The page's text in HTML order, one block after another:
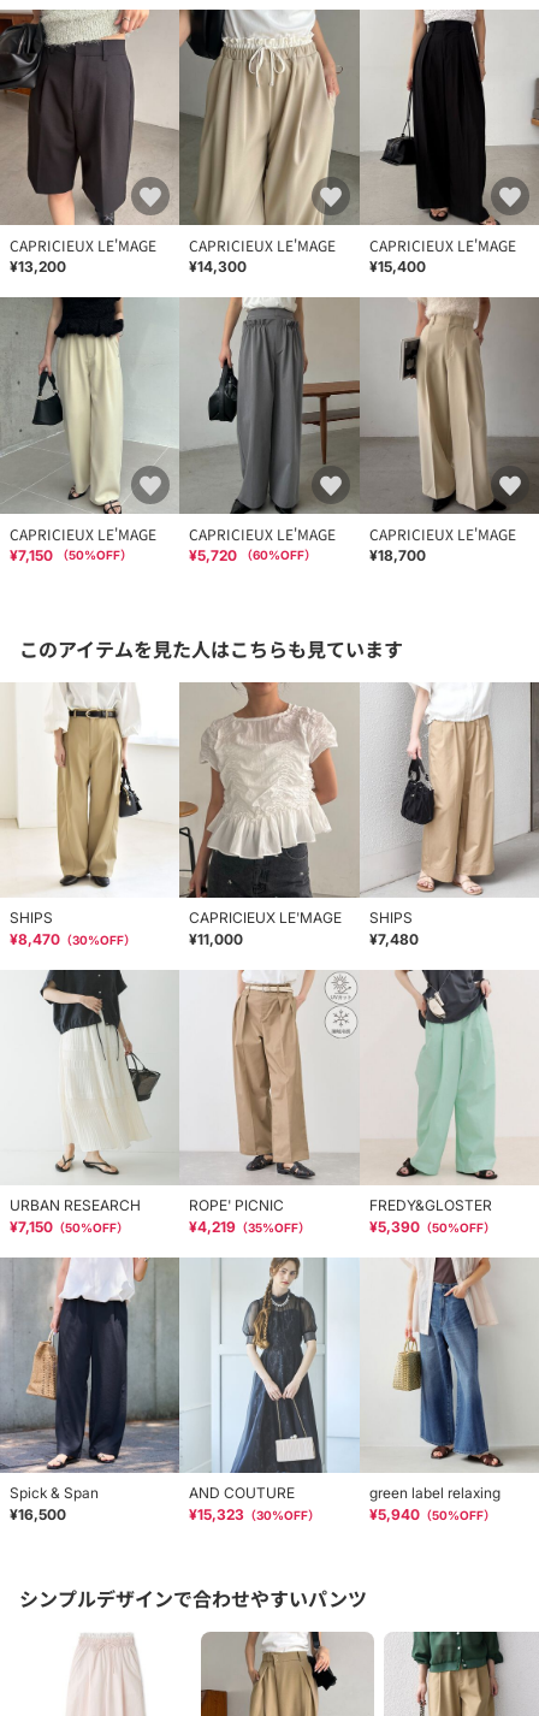
CAPRICIEUX LE'MAGE
¥13,200
CAPRICIEUX LE'MAGE
¥14,300
CAPRICIEUX LE'MAGE
¥15,400
CAPRICIEUX LE'MAGE
¥7,150 （50%OFF）
CAPRICIEUX LE'MAGE
¥5,720 （60%OFF）
CAPRICIEUX LE'MAGE
¥18,700